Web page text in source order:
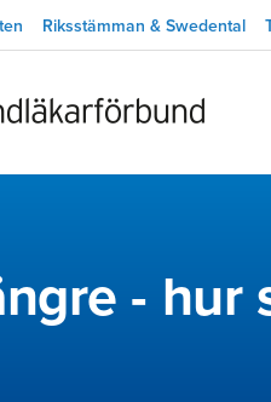
Riksstämman & Swedental
- hur